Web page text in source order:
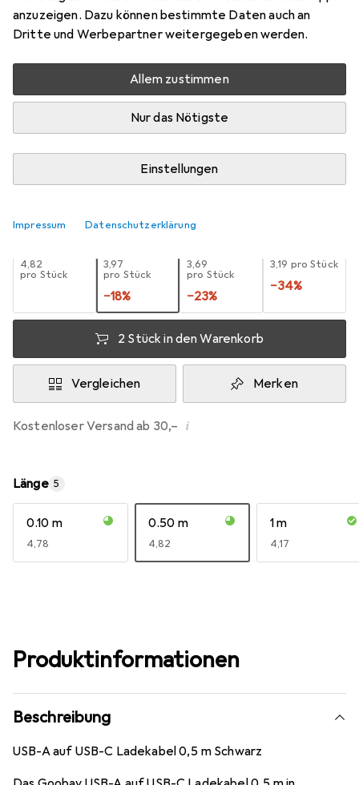
anzuzeigen. Dazu können bestimmte Daten auch an
Dritte und Werbepartner weitergegeben werden.
Allem zustimmen
Nur das Nötigste
Einstellungen
Impressum Datenschutzerklärung
Schneller lieferbar
Bewertungen
Mehr von Goobay
Zwischen Fr, 14.8. und Sa, 15.8. geliefert
Mehr als 10 Stück an Lager beim Lieferanten
EUR
4,82
pro Stück
EUR
3,97
pro Stück
−18%
EUR
3,69
pro Stück
−23%
EUR
3,19 pro Stück
−34%
2 Stück in den Warenkorb
Vergleichen Merken
Kostenloser Versand ab 30,– i
Länge 5
0.10 m
EUR
4,78
0.50 m
EUR
4,82
1 m
EUR
4,17
Produktinformationen
Beschreibung
USB-A auf USB-C Ladekabel 0,5 m Schwarz